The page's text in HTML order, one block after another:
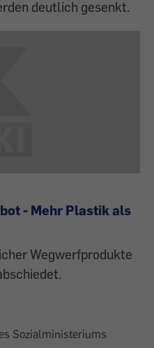
deutlich gesenkt.
- Mehr Plastik als
Wegwerfprodukte
Sozialministeriums